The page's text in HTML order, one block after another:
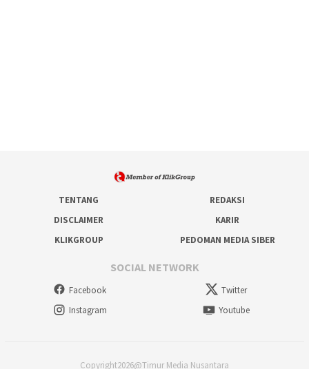
TENTANG
REDAKSI
DISCLAIMER
KARIR
KLIKGROUP
PEDOMAN MEDIA SIBER
SOCIAL NETWORK
Facebook
Twitter
Instagram
Youtube
Copyright2026@Timur Media Nusantara